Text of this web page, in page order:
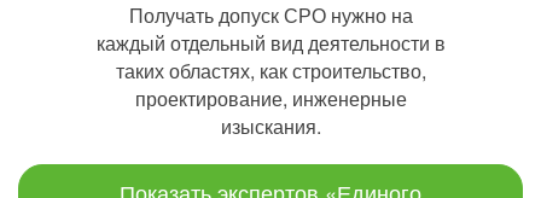
Получать допуск СРО нужно на
каждый отдельный вид деятельности в
таких областях, как строительство,
проектирование, инженерные
изыскания.